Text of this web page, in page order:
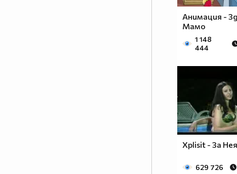
Анимация -
Мамо
1 148
444
Xplisit - За Нея
629 726